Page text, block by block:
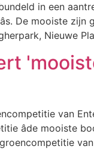
in een
De mooiste
Nieuwe
van
âde mooiste